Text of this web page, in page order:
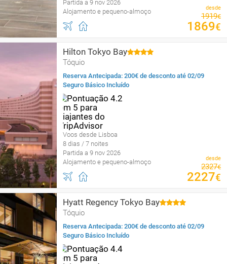
Partida a 9 nov 2026
Alojamento e pequeno-almoço
desde
1919€
1869€
Hilton Tokyo Bay
Tóquio
Reserva Antecipada: 200€ de desconto até 02/09
Seguro Básico Incluído
Voos desde Lisboa
8 dias / 7 noites
Partida a 9 nov 2026
Alojamento e pequeno-almoço
desde
2327€
2227€
Hyatt Regency Tokyo Bay
Tóquio
Reserva Antecipada: 200€ de desconto até 02/09
Seguro Básico Incluído